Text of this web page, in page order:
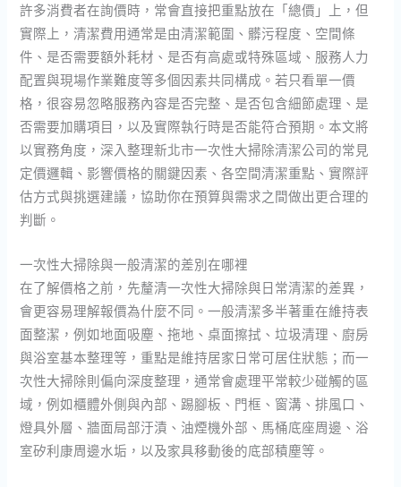
許多消費者在詢價時，常會直接把重點放在「總價」上，但
實際上，清潔費用通常是由清潔範圍、髒污程度、空間條
件、是否需要額外耗材、是否有高處或特殊區域、服務人力
配置與現場作業難度等多個因素共同構成。若只看單一價
格，很容易忽略服務內容是否完整、是否包含細節處理、是
否需要加購項目，以及實際執行時是否能符合預期。本文將
以實務角度，深入整理新北市一次性大掃除清潔公司的常見
定價邏輯、影響價格的關鍵因素、各空間清潔重點、實際評
估方式與挑選建議，協助你在預算與需求之間做出更合理的
判斷。
一次性大掃除與一般清潔的差別在哪裡
在了解價格之前，先釐清一次性大掃除與日常清潔的差異，
會更容易理解報價為什麼不同。一般清潔多半著重在維持表
面整潔，例如地面吸塵、拖地、桌面擦拭、垃圾清理、廚房
與浴室基本整理等，重點是維持居家日常可居住狀態；而一
次性大掃除則偏向深度整理，通常會處理平常較少碰觸的區
域，例如櫃體外側與內部、踢腳板、門框、窗溝、排風口、
燈具外層、牆面局部汙漬、油煙機外部、馬桶底座周邊、浴
室矽利康周邊水垢，以及家具移動後的底部積塵等。